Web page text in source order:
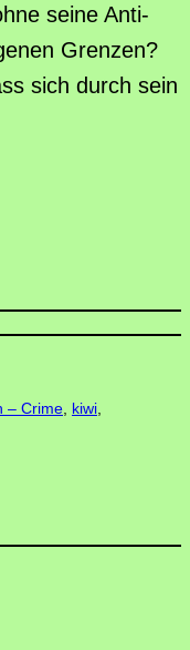
seine Anti-
Grenzen?
sich durch sein
– Crime kiwi